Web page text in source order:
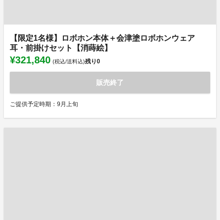
【限定1名様】ロボホン本体＋会津塗ロボホンウェア
耳・前掛けセット【消蒔絵】
¥321,840 (税込/送料込)残り0
販売終了
ご提供予定時期：9月上旬